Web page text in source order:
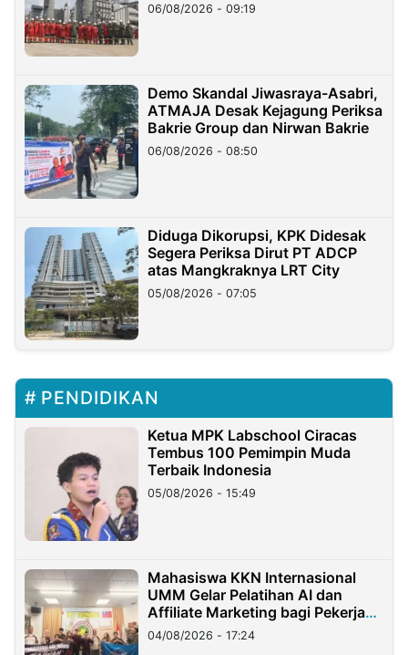
06/08/2026 - 09:19
Demo Skandal Jiwasraya-Asabri,
ATMAJA Desak Kejagung Periksa
Bakrie Group dan Nirwan Bakrie
06/08/2026 - 08:50
Diduga Dikorupsi, KPK Didesak
Segera Periksa Dirut PT ADCP
atas Mangkraknya LRT City
05/08/2026 - 07:05
PENDIDIKAN
Ketua MPK Labschool Ciracas
Tembus 100 Pemimpin Muda
Terbaik Indonesia
05/08/2026 - 15:49
Mahasiswa KKN Internasional
UMM Gelar Pelatihan AI dan
Affiliate Marketing bagi Pekerja
Migran Indonesia di Taiwan
04/08/2026 - 17:24